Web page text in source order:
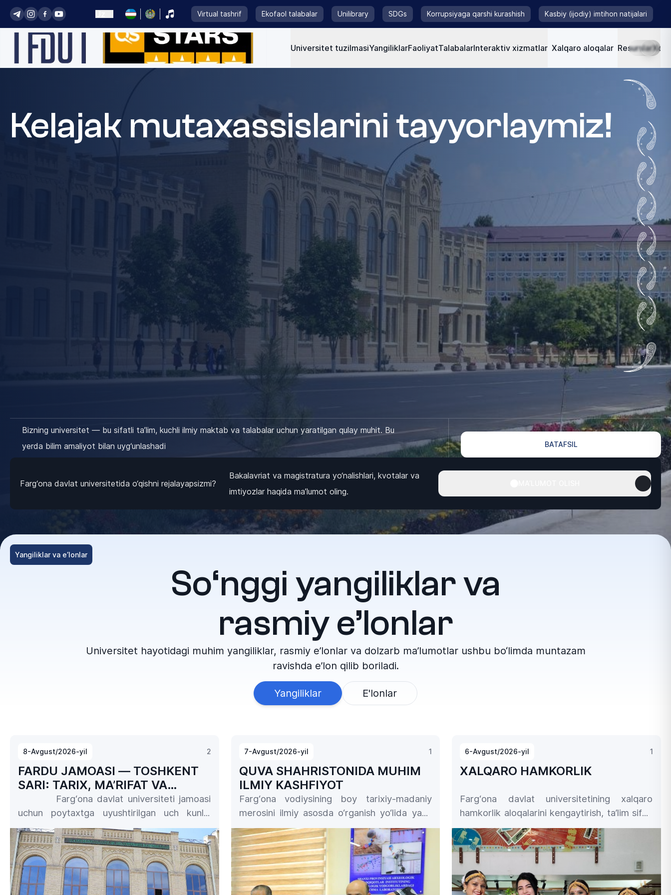
Virtual tashrif Ekofaol talabalar Unilibrary SDGs Korrupsiyaga qarshi kurashish Kasbiy (ijodiy) imtihon natijalari
Universitet tuzilmasiYangiliklarFaoliyatTalabalarInteraktiv xizmatlar Xalqaro aloqalar Resurslar
Kelajak mutaxassislarini tayyorlaymiz!
Bizning universitet — bu sifatli ta’lim, kuchli ilmiy maktab va talabalar uchun yaratilgan qulay muhit. Bu
yerda bilim amaliyot bilan uyg‘unlashadi
BATAFSIL
Farg‘ona davlat universitetida o‘qishni rejalayapsizmi?
Bakalavriat va magistratura yo‘nalishlari, kvotalar va
imtiyozlar haqida ma’lumot oling.
Yangiliklar va e’lonlar
So‘nggi yangiliklar va
rasmiy e’lonlar
Universitet hayotidagi muhim yangiliklar, rasmiy e’lonlar va dolzarb ma’lumotlar ushbu bo‘limda muntazam
ravishda e’lon qilib boriladi.
Yangiliklar E'lonlar
8-Avgust/2026-yil 2
FARDU JAMOASI — TOSHKENT
SARI: TARIX, MA’RIFAT VA
MAROQLI SAYOHAT
Farg‘ona davlat universiteti jamoasi
uchun poytaxtga uyushtirilgan uch kunlik
sayohat xodimlarga unutilmas taassurotlar,
yangi bilimlar va ko‘tarinki kayfiyat
ulashmoqda.
Farg‘ona davlat universiteti rektori
Bahodirjon Shermuhammadov boshchiligida
7-Avgust/2026-yil 1
QUVA SHAHRISTONIDA MUHIM
ILMIY KASHFIYOT
Farg‘ona vodiysining boy tarixiy-madaniy
merosini ilmiy asosda o‘rganish yo‘lida yana
bir muhim natijaga erishildi.Farg‘ona davlat
universiteti hamda Xitoy Xalq
Respublikasining Loyang shahar arxeologik
tadqiqotlar instituti olimlari tomonidan Quva
qadimiy shaharchasidagi Qubbo
6-Avgust/2026-yil 1
XALQARO HAMKORLIK
Farg‘ona davlat universitetining xalqaro
hamkorlik aloqalarini kengaytirish, ta’lim sifati
va akademik mobillikni rivojlantirish
borasidagi izchil sa’y-harakatlari doirasida
universitet vakillari nufuzli xalqaro ta’lim
maydonlarida faol ishtirok etmoqda.
Jumladan, universitet Chet tillari